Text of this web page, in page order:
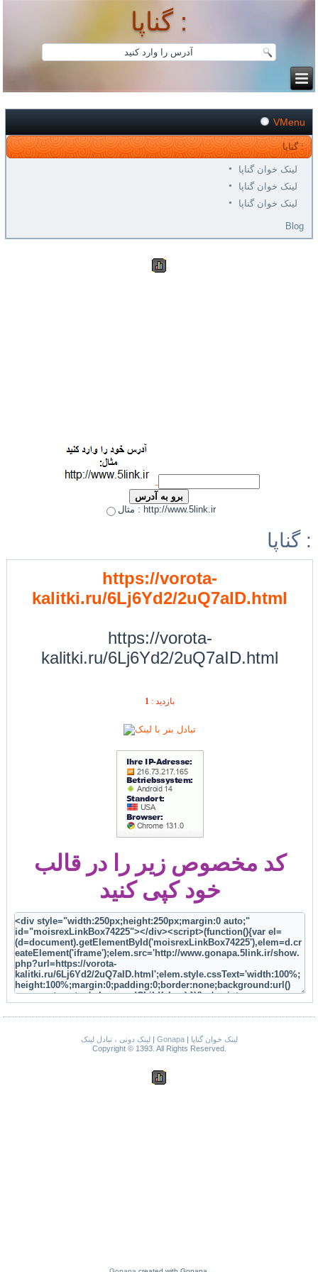
گناپا :
VMenu
گناپا :
لینک خوان گناپا
لینک خوان گناپا
لینک خوان گناپا
Blog
مثال : http://www.5link.ir
گناپا :
https://vorota-
kalitki.ru/6Lj6Yd2/2uQ7aID.html
https://vorota-
kalitki.ru/6Lj6Yd2/2uQ7aID.html
بازديد : 1
کد مخصوص زیر را در قالب
خود کپی کنید
لینک دونی ، تبادل لینک| Gonapa|
لینک خوان گناپا
Copyright © 1393. All Rights Reserved.